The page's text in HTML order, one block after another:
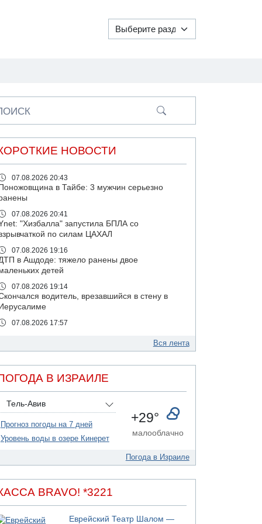
НОВОСТИ
07.08.2026 20:43
Поножовщина в Тайбе: 3 мужчин серьезно
07.08.2026 20:41
"Хизбалла" запустила БПЛА со
по силам ЦАХАЛ
07.08.2026 19:16
в Ашдоде: тяжело ранены двое
детей
07.08.2026 19:14
водитель, врезавшийся в стену в
Иерусалиме
07.08.2026 17:57
подозреваемого в коррупционных
с Йоавом Элиаси
07.08.2026 17:51
БАГАЦ отказался заморозить лишение
налоговых льгот для уклонистов-харедим
07.08.2026 17:48
В Иерусалиме водитель врезался в забор и
07.08.2026 13:47
армия сообщила о ранении
Вся лента
В ИЗРАИЛЕ
Тель-Авив
Прогноз погоды на 7 дней
Уровень воды в озере Кинерет
+29°
малооблачно
Погода в Израиле
BRAVO! *3221
Еврейский Театр Шалом —